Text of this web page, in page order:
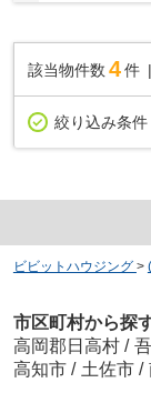
該当物件数 4件
絞り込み条件
ビビットハウジング >
市区町村から探
高岡郡日高村 /
高知市 / 土佐市 /